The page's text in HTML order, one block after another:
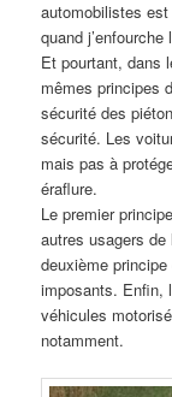
automobilistes
quand
Et pourtant, dans
mêmes principes
sécurité des
sécurité. Les
mais pas à
éraflure.
Le premier
autres usagers
deuxième
imposants. Enfin,
véhicules
notamment.